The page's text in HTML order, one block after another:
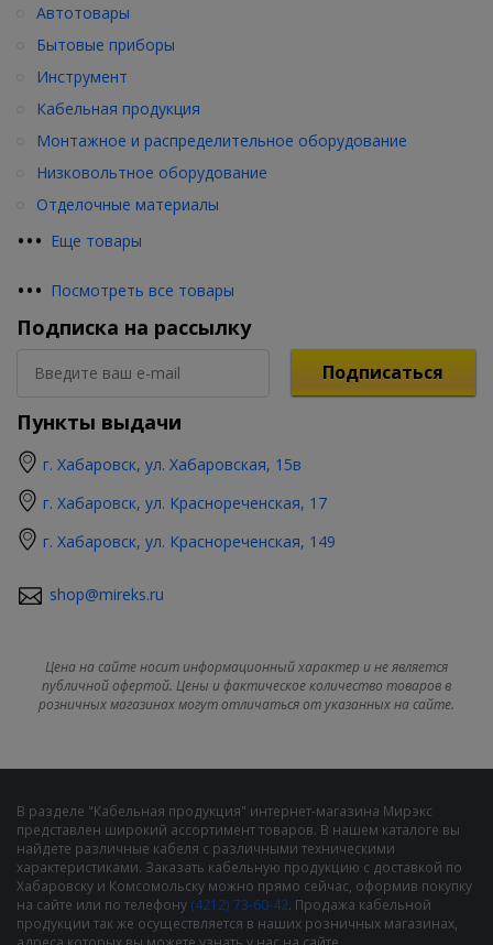
••• Еще товары
Автотовары
Бытовые приборы
Инструмент
Кабельная продукция
Монтажное и распределительное оборудование
Низковольтное оборудование
Отделочные материалы
••• Посмотреть все товары
Подписка на рассылку
Подписаться
Пункты выдачи
г. Хабаровск, ул. Хабаровская, 15в
г. Хабаровск, ул. Краснореченская, 17
г. Хабаровск, ул. Краснореченская, 149
shop@mireks.ru
Цена на сайте носит информационный характер и не является
публичной офертой. Цены и фактическое количество товаров в
розничных магазинах могут отличаться от указанных на сайте.
В разделе "Кабельная продукция" интернет-магазина Мирэкс
представлен широкий ассортимент товаров. В нашем каталоге вы
найдете различные кабеля с различными техническими
характеристиками. Заказать кабельную продукцию с доставкой по
Хабаровску и Комсомольску можно прямо сейчас, оформив покупку
на сайте или по телефону (4212) 73-60-42. Продажа кабельной
продукции так же осуществляется в наших розничных магазинах,